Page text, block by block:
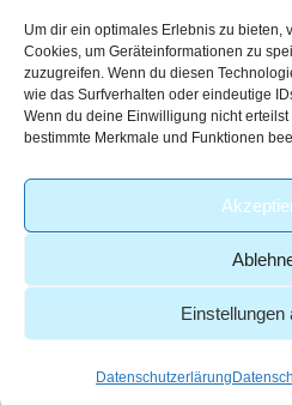
Um dir ein optimales Erlebnis zu bieten,
Cookies, um Geräteinformationen zu
zuzugreifen. Wenn du diesen
wie das Surfverhalten oder eindeutige
Wenn du deine Einwilligung nicht
bestimmte Merkmale und Funktionen
Einstellungen
Datenschutzerlärung
anzubieten.
Impressum
Datenschutzerklärun
AGB
© 2026 – Analytik Service
|